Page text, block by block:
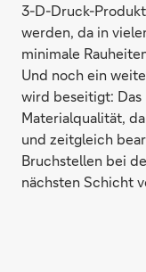
3-D-Druck-
werden, da in
minimale
Und noch ein
wird beseitigt:
Materialqualität,
und zeitgleich
Bruchstellen bei
nächsten Schicht